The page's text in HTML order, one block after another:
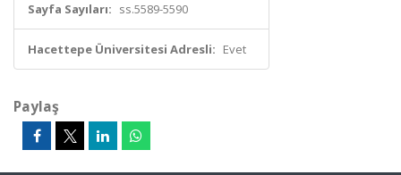
Sayfa Sayıları: ss.5589-5590
Hacettepe Üniversitesi Adresli: Evet
Paylaş